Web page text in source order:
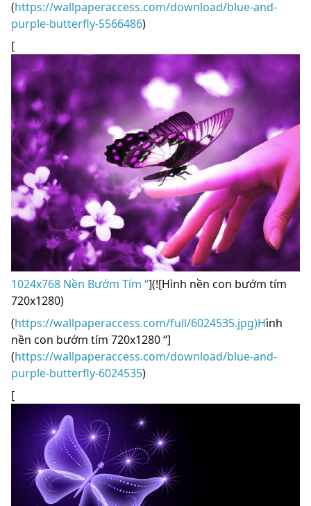
(https://wallpaperaccess.com/download/blue-and-
purple-butterfly-5566486)
[
1024x768 Nền Bướm Tím “](![Hình nền con bướm tím
720x1280)
(https://wallpaperaccess.com/full/6024535.jpg)Hình
nền con bướm tím 720x1280 “]
(https://wallpaperaccess.com/download/blue-and-
purple-butterfly-6024535)
[